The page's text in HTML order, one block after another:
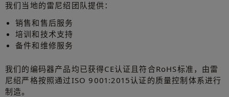
我们当地的雷尼绍团队提供：
销售和售后服务
培训和技术支持
备件和维修服务
我们的编码器产品均已获得CE认证且符合RoHS标准，由雷
尼绍严格按照通过ISO 9001:2015认证的质量控制体系进行
制造。